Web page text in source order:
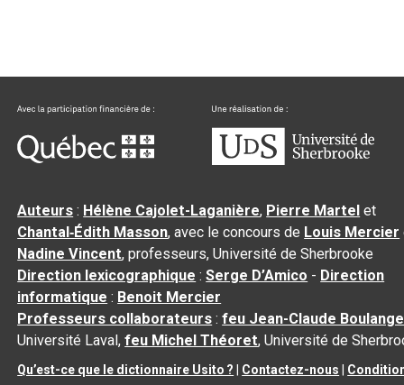
Auteurs : Hélène Cajolet-Laganière, Pierre Martel et
Chantal‑Édith Masson, avec le concours de Louis Mercier
Nadine Vincent, professeurs, Université de Sherbrooke
Direction lexicographique :Serge D’Amico - Direction
informatique : Benoit Mercier
Professeurs collaborateurs :feu Jean-Claude
Université Laval,feu Michel Théoret, Université de
Qu’est-ce que le dictionnaire Usito ? Contactez-nous